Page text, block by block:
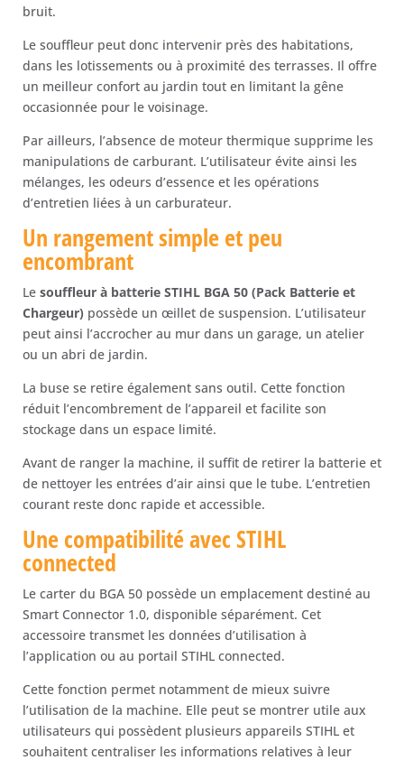
bruit.
Le souffleur peut donc intervenir près des habitations,
dans les lotissements ou à proximité des terrasses. Il offre
un meilleur confort au jardin tout en limitant la gêne
occasionnée pour le voisinage.
Par ailleurs, l’absence de moteur thermique supprime les
manipulations de carburant. L’utilisateur évite ainsi les
mélanges, les odeurs d’essence et les opérations
d’entretien liées à un carburateur.
Un rangement simple et peu
encombrant
Le souffleur à batterie STIHL BGA 50 (Pack Batterie et
Chargeur) possède un œillet de suspension. L’utilisateur
peut ainsi l’accrocher au mur dans un garage, un atelier
ou un abri de jardin.
La buse se retire également sans outil. Cette fonction
réduit l’encombrement de l’appareil et facilite son
stockage dans un espace limité.
Avant de ranger la machine, il suffit de retirer la batterie et
de nettoyer les entrées d’air ainsi que le tube. L’entretien
courant reste donc rapide et accessible.
Une compatibilité avec STIHL
connected
Le carter du BGA 50 possède un emplacement destiné au
Smart Connector 1.0, disponible séparément. Cet
accessoire transmet les données d’utilisation à
l’application ou au portail STIHL connected.
Cette fonction permet notamment de mieux suivre
l’utilisation de la machine. Elle peut se montrer utile aux
utilisateurs qui possèdent plusieurs appareils STIHL et
souhaitent centraliser les informations relatives à leur